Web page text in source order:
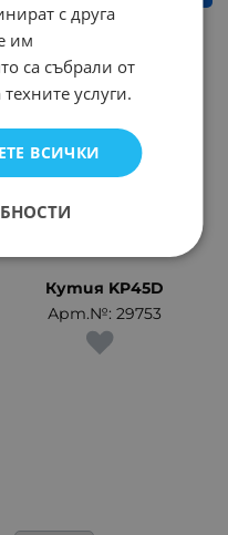
Кутия KP45D
Арт.№: 29753
с друга
им
са събрали от
услуги.
ВСИЧКИ